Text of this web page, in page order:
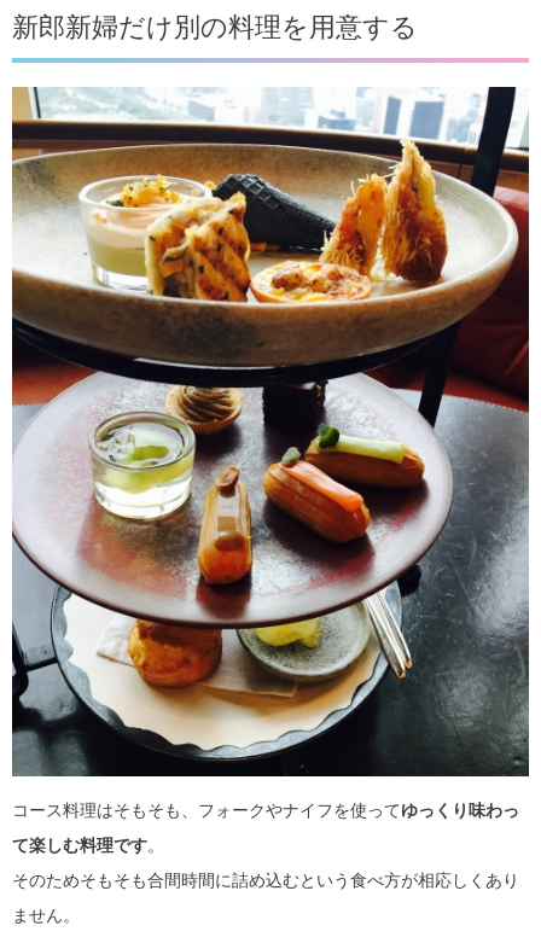
新郎新婦だけ別の料理を用意する
コース料理はそもそも、フォークやナイフを使ってゆっくり味わっ
て楽しむ料理です。
そのためそもそも合間時間に詰め込むという食べ方が相応しくあり
ません。